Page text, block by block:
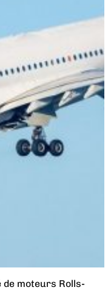
moteurs Rolls-